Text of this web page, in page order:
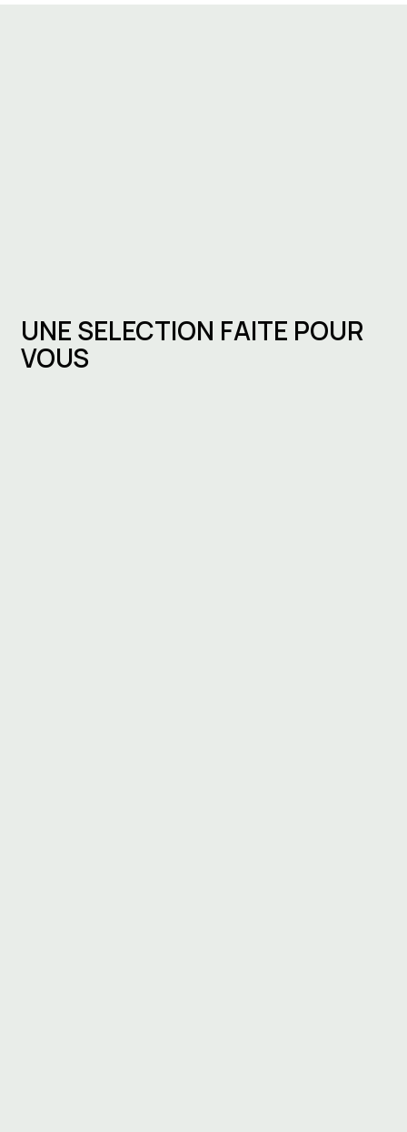
UNE SELECTION FAITE POUR
VOUS